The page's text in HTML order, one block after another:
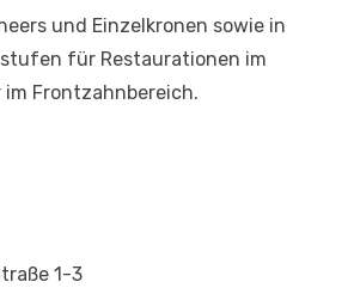
und Einzelkronen sowie in
für Restaurationen im
Frontzahnbereich.
1-3